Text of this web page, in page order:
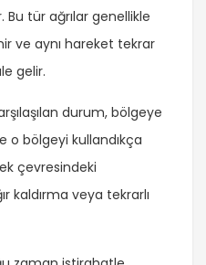
Bu tür ağrılar genellikle
ve aynı hareket tekrar
gelir.
durum, bölgeye
o bölgeyi kullandıkça
çevresindeki
kaldırma veya tekrarlı